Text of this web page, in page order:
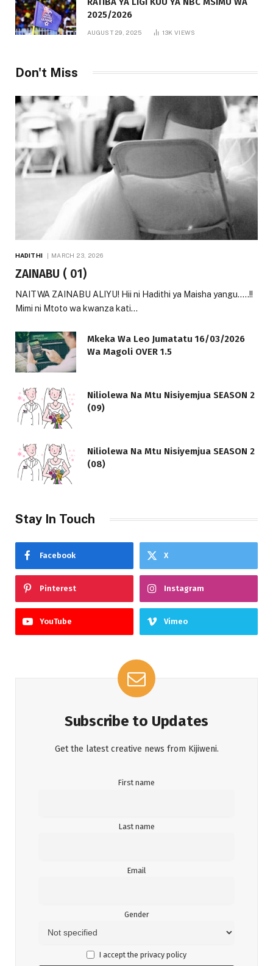
2025/2026
AUGUST 29, 2025 13KVIEWS
Don't Miss
HADITHI MARCH 23, 2026
ZAINABU ( 01)
NAITWA ZAINABU ALIYU! Hii ni Hadithi ya Maisha yangu…..!!
Mimi ni Mtoto wa kwanza kati…
Mkeka Wa Leo Jumatatu 16/03/2026
Wa Magoli OVER 1.5
Niliolewa Na Mtu Nisiyemjua SEASON 2
(09)
Niliolewa Na Mtu Nisiyemjua SEASON 2
(08)
Stay In Touch
Facebook X
Pinterest Instagram
YouTube Vimeo
Subscribe to Updates
Get the latest creative news from Kijiweni.
First name
Last name
Email
Gender
I accept the privacy policy